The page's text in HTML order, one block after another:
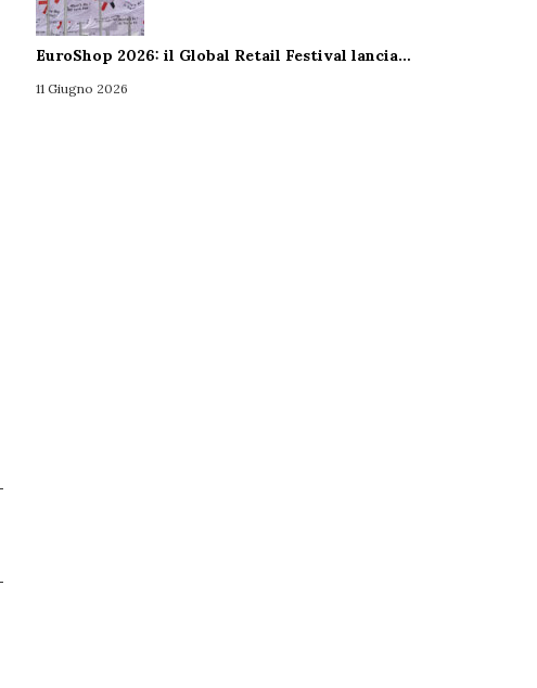
EuroShop 2026: il Global Retail Festival lancia…
11 Giugno 2026